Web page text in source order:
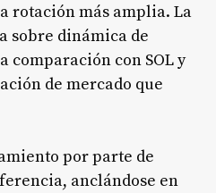
rotación más amplia. La
sobre dinámica de
comparación con SOL y
de mercado que
por parte de
anclándose en